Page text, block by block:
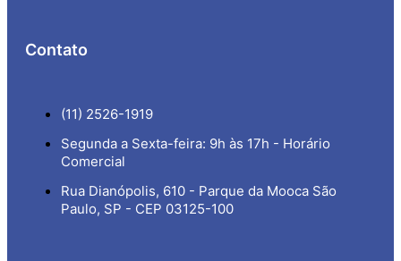
Contato
(11) 2526-1919
Segunda a Sexta-feira: 9h às 17h - Horário
Comercial
Rua Dianópolis, 610 - Parque da Mooca São
Paulo, SP - CEP 03125-100